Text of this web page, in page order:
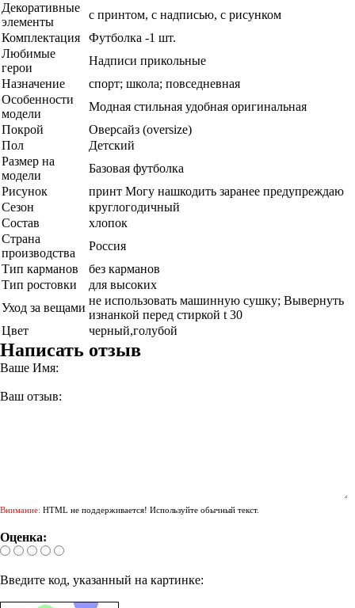
Декоративные
элементы
с принтом, с надписью, с рисунком
Комплектация
Футболка -1 шт.
Любимые
герои
Надписи прикольные
Назначение
спорт; школа; повседневная
Особенности
модели
Модная стильная удобная оригинальная
Покрой
Оверсайз (oversize)
Пол
Детский
Размер на
модели
Базовая футболка
Рисунок
принт Могу нашкодить заранее предупреждаю
Сезон
круглогодичный
Состав
хлопок
Страна
производства
Россия
Тип карманов
без карманов
Тип ростовки
для высоких
Уход за вещами
не использовать машинную сушку; Вывернуть
изнанкой перед стиркой t 30
Цвет
черный,голубой
Написать отзыв
Ваше Имя:
Ваш отзыв:
Внимание: HTML не поддерживается! Используйте обычный текст.
Оценка:
Введите код, указанный на картинке: